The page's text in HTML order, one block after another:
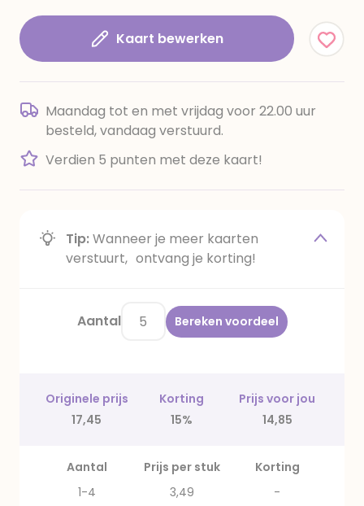
Kaart bewerken
Maandag tot en met vrijdag voor 22.00 uur
besteld, vandaag verstuurd.
Verdien 5 punten met deze kaart!
Tip:Wanneer je meer kaarten
verstuurt, ontvang je korting!
Aantal Bereken voordeel
Originele prijs Korting
Prijs voor jou
17,45
15% 14,85
Aantal Prijs per stuk
Korting
1-4
3,49
-